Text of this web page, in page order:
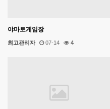
야마토게임장
최고관리자 07-14 4